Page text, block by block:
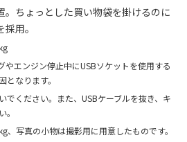
。ちょっとした買い物袋を掛けるのに
採用。
やエンジン停止中にUSBソケットを使用する
となります。
でください。また、USBケーブルを抜き、キ
。
、写真の小物は撮影用に用意したものです。